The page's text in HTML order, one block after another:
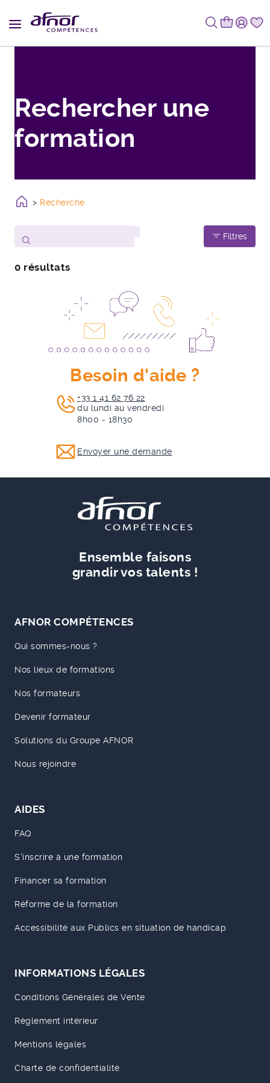
Rechercher une
formation
Recherche
Filtres
0 résultats
Besoin d'aide ?
+33 1 41 62 76 22
du lundi au vendredi
8h00 - 18h30
Envoyer une demande
Ensemble faisons
grandir vos talents !
AFNOR COMPÉTENCES
Qui sommes-nous ?
Nos lieux de formations
Nos formateurs
Devenir formateur
Solutions du Groupe AFNOR
Nous rejoindre
AIDES
FAQ
S'inscrire à une formation
Financer sa formation
Réforme de la formation
Accessibilité aux Publics en situation de handicap
INFORMATIONS LÉGALES
Conditions Générales de Vente
Règlement intérieur
Mentions légales
Charte de confidentialité